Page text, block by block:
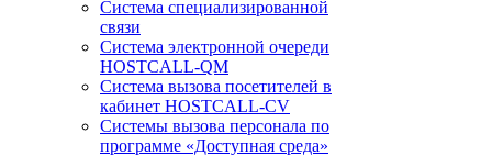
Система специализированной
связи
Система электронной очереди
HOSTCALL-QM
Cистема вызова посетителей в
кабинет HOSTCALL-CV
Системы вызова персонала по
программе «Доступная среда»